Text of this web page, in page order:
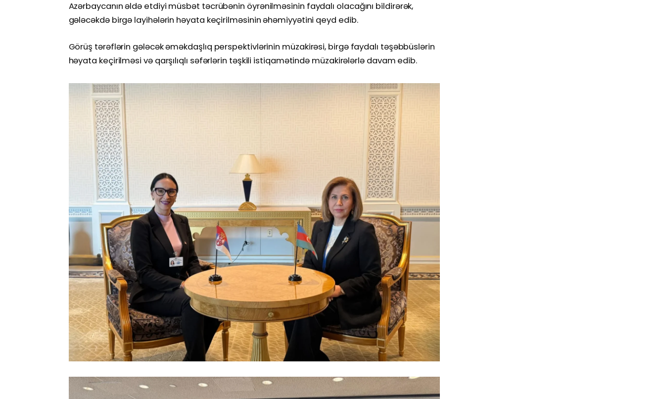
Azərbaycanın əldə etdiyi müsbət təcrübənin öyrənilməsinin faydalı olacağını bildirərək,
gələcəkdə birgə layihələrin həyata keçirilməsinin əhəmiyyətini qeyd edib.
Görüş tərəflərin gələcək əməkdaşlıq perspektivlərinin müzakirəsi, birgə faydalı təşəbbüslərin
həyata keçirilməsi və qarşılıqlı səfərlərin təşkili istiqamətində müzakirələrlə davam edib.